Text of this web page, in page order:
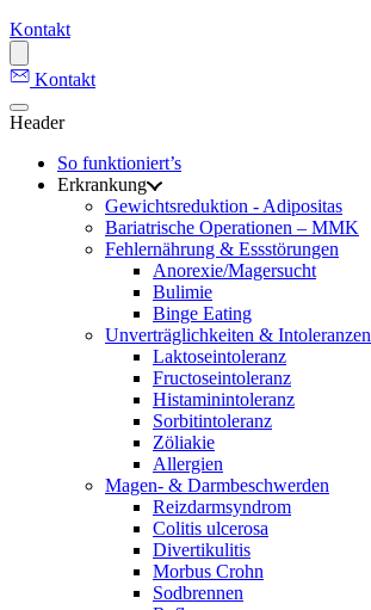
Kontakt
Kontakt
Header
So funktioniert’s
Erkrankung
Gewichtsreduktion - Adipositas
Bariatrische Operationen – MMK
Fehlernährung & Essstörungen
Anorexie/Magersucht
Bulimie
Binge Eating
Unverträglichkeiten & Intoleranzen
Laktoseintoleranz
Fructoseintoleranz
Histaminintoleranz
Sorbitintoleranz
Zöliakie
Allergien
Magen- & Darmbeschwerden
Reizdarmsyndrom
Colitis ulcerosa
Divertikulitis
Morbus Crohn
Sodbrennen